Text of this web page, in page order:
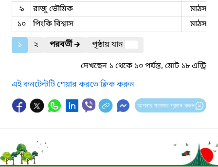
৯
রাজু ভৌমিক
১০
পিংকি বিশ্বাস
১
২ পরবর্তী🡲
পৃষ্ঠায় যান
দেখছেন ১ থেকে ১০ পর্যন্ত, মোট ১৮ এন্ট্রি
এই কনটেন্টটি শেয়ার করতে ক্লিক করুন
আপনার মতামত প্রদান করুন